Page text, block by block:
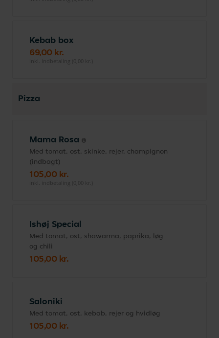
Kebab box
69,00 kr.
inkl. indbetaling (0,00 kr.)
Pizza
Mama Rosa
Med tomat, ost, skinke, rejer, champignon
(indbagt)
105,00 kr.
inkl. indbetaling (0,00 kr.)
Ishøj Special
Med tomat, ost, shawarma, paprika, løg
og chili
105,00 kr.
Saloniki
Med tomat, ost, kebab, rejer og hvidløg
105,00 kr.